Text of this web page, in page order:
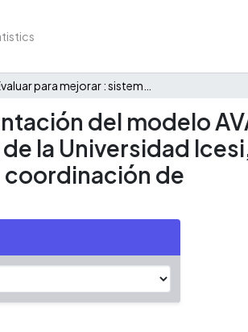
del modelo
la Universidad
de